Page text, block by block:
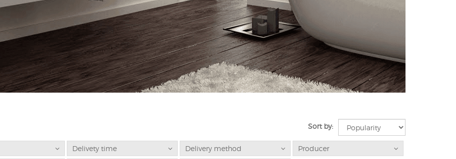
Sort by:
Delivety time Delivery method Producer